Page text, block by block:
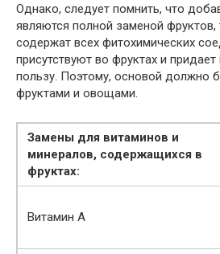
Однако, следует помнить, что
являются полной заменой фруктов,
содержат всех фитохимических
присутствуют во фруктах и
пользу. Поэтому, основой должно
фруктами и овощами.
Замены для витаминов и
минералов, содержащихся в
фруктах:
Витамин A